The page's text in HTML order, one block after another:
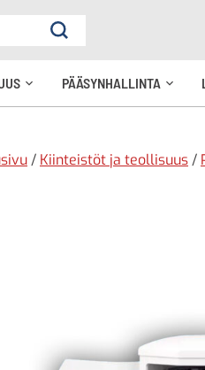
Hae
PÄÄSYNHALLINTA
/ Kiinteistöt ja teollisuus /